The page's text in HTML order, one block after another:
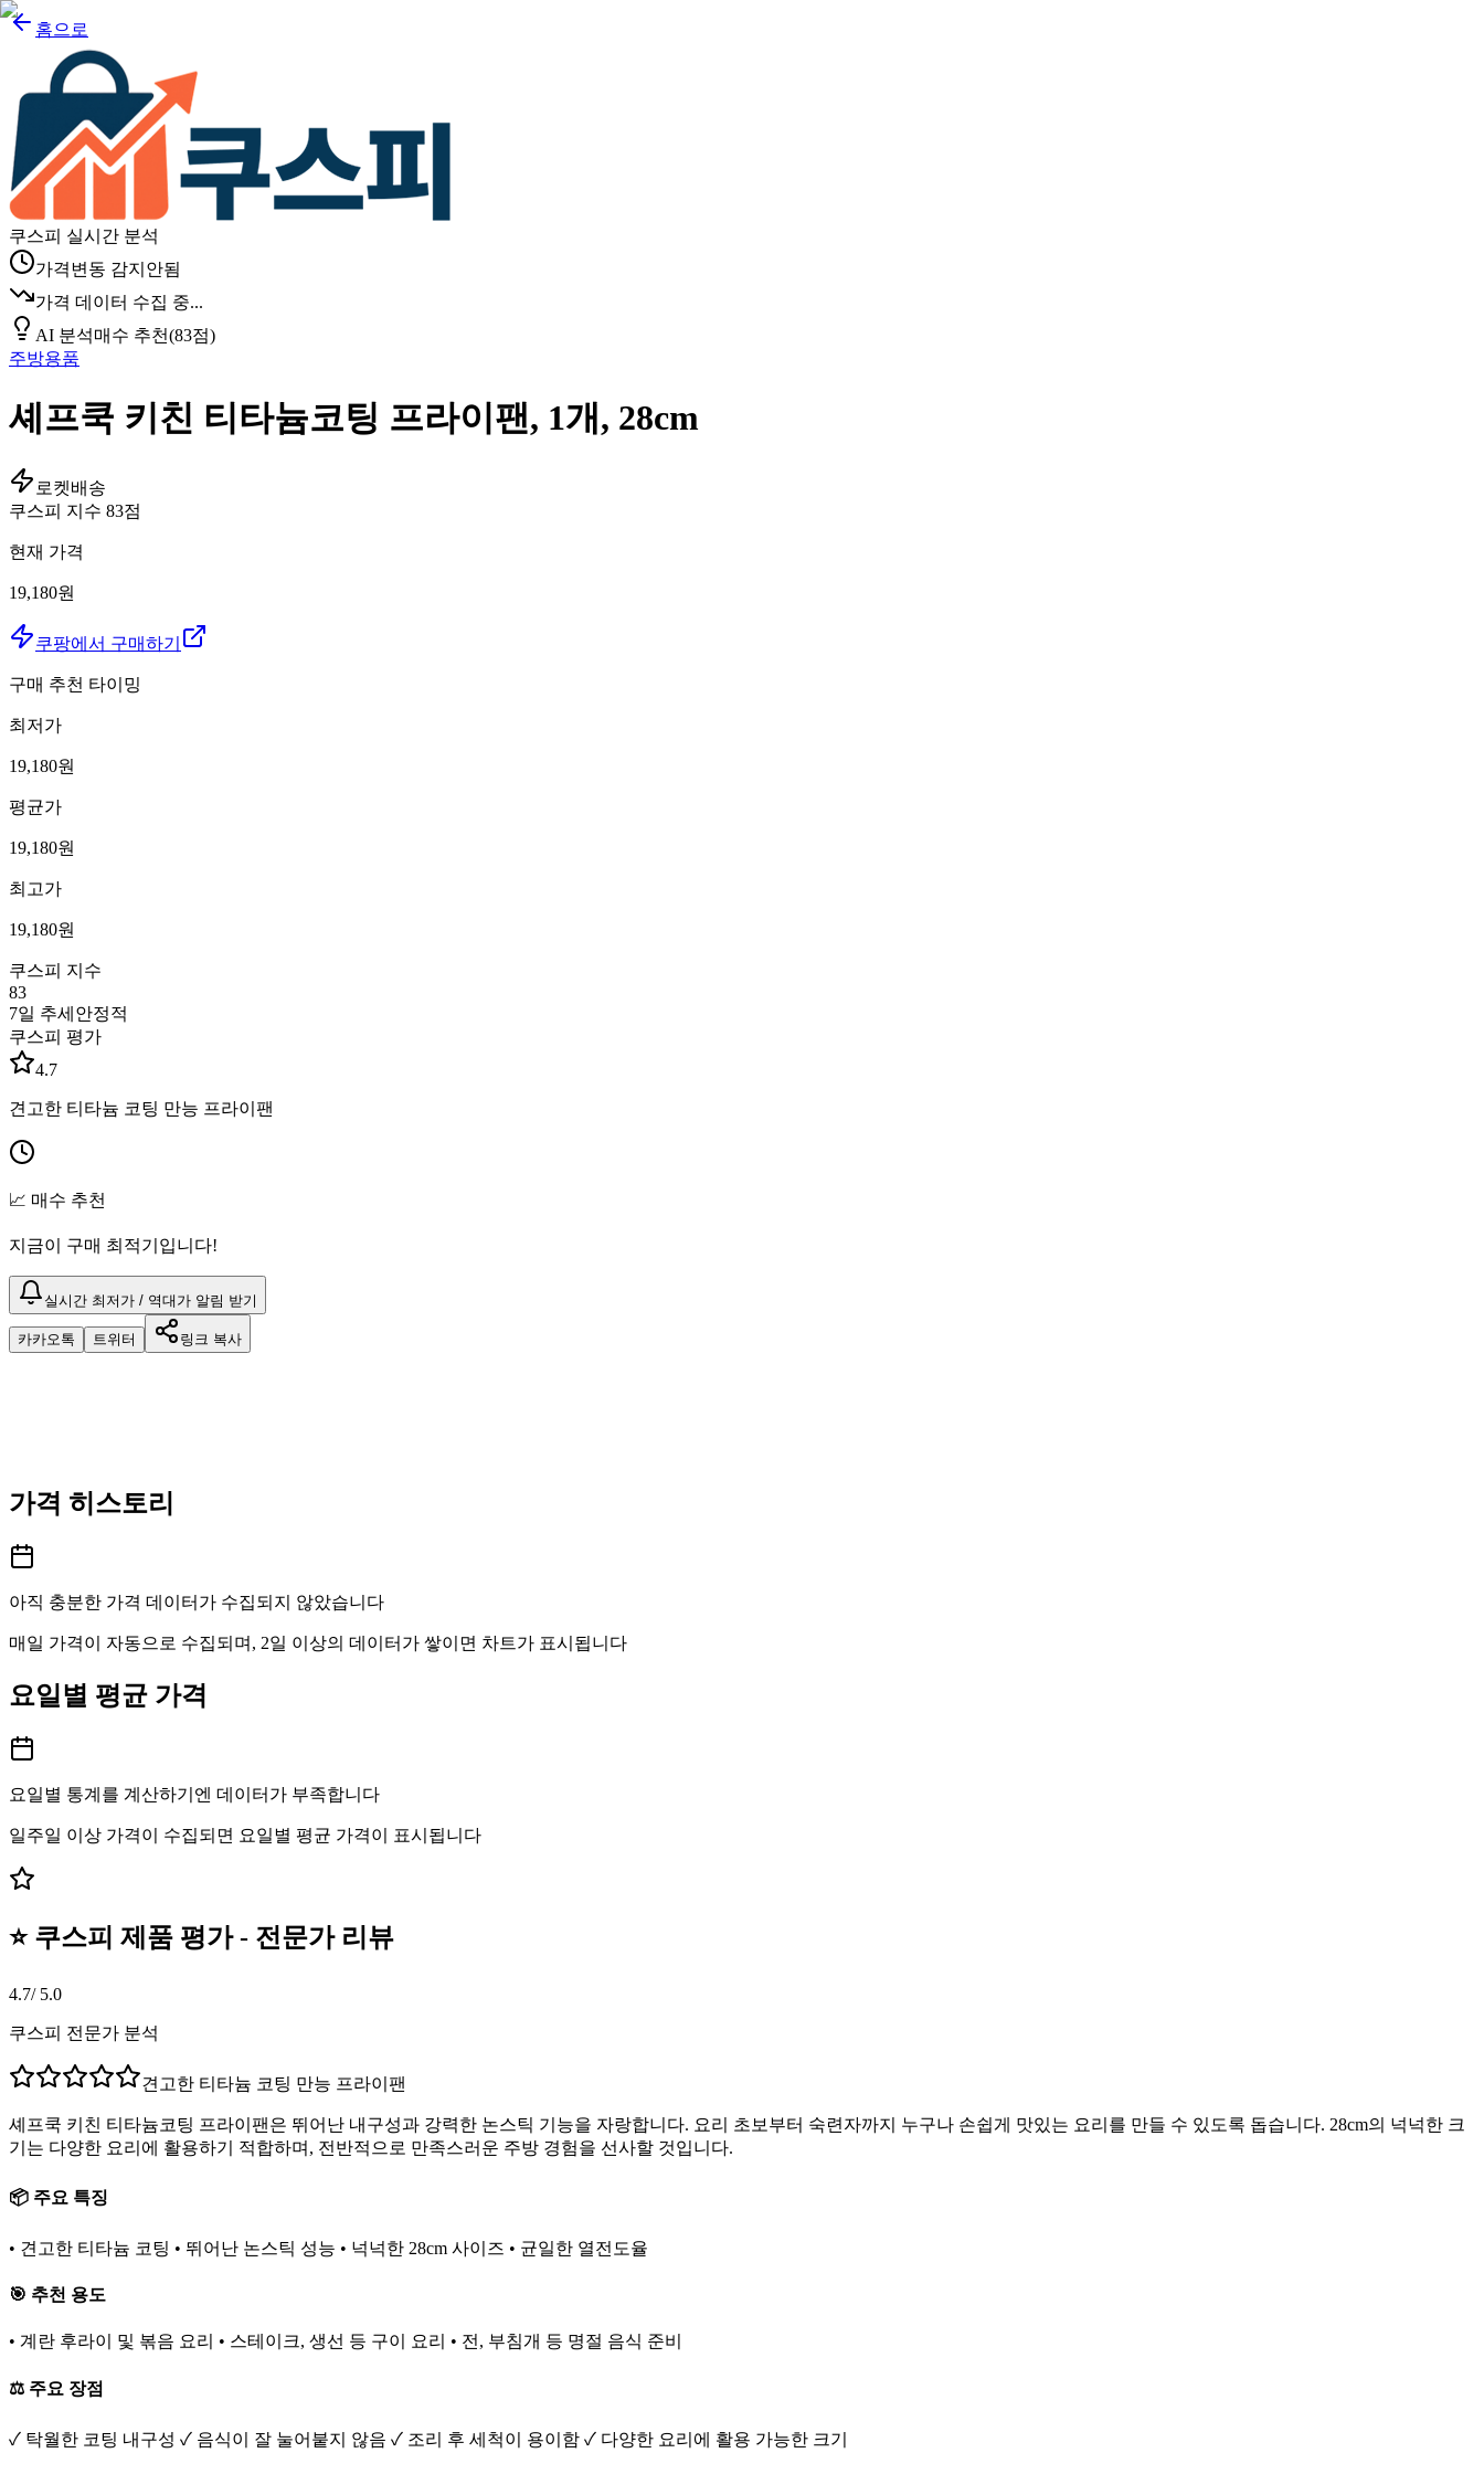
홈으로
쿠스피 실시간 분석
가격변동 감지안됨
가격 데이터 수집 중...
AI 분석매수 추천(83점)
주방용품
셰프쿡 키친 티타늄코팅 프라이팬, 1개, 28cm
로켓배송
쿠스피 지수 83점
현재 가격
19,180원
쿠팡에서 구매하기
구매 추천 타이밍
최저가
19,180원
평균가
19,180원
최고가
19,180원
쿠스피 지수
83
7일 추세 안정적
쿠스피 평가
4.7
견고한 티타늄 코팅 만능 프라이팬
📈 매수 추천
지금이 구매 최적기입니다!
실시간 최저가 / 역대가 알림 받기
카카오톡 트위터 링크 복사
가격 히스토리
아직 충분한 가격 데이터가 수집되지 않았습니다
매일 가격이 자동으로 수집되며, 2일 이상의 데이터가 쌓이면 차트가 표시됩니다
요일별 평균 가격
요일별 통계를 계산하기엔 데이터가 부족합니다
일주일 이상 가격이 수집되면 요일별 평균 가격이 표시됩니다
⭐ 쿠스피 제품 평가 - 전문가 리뷰
4.7/ 5.0
쿠스피 전문가 분석
견고한 티타늄 코팅 만능 프라이팬
셰프쿡 키친 티타늄코팅 프라이팬은 뛰어난 내구성과 강력한 논스틱 기능을 자랑합니다. 요리 초보부터 숙련자까지 누구나 손쉽게 맛있는 요리를 만들 수 있도록 돕습니다. 28cm의 넉넉한 크
기는 다양한 요리에 활용하기 적합하며, 전반적으로 만족스러운 주방 경험을 선사할 것입니다.
📦 주요 특징
• 견고한 티타늄 코팅 • 뛰어난 논스틱 성능 • 넉넉한 28cm 사이즈 • 균일한 열전도율
🎯 추천 용도
• 계란 후라이 및 볶음 요리 • 스테이크, 생선 등 구이 요리 • 전, 부침개 등 명절 음식 준비
⚖️ 주요 장점
✓ 탁월한 코팅 내구성 ✓ 음식이 잘 눌어붙지 않음 ✓ 조리 후 세척이 용이함 ✓ 다양한 요리에 활용 가능한 크기